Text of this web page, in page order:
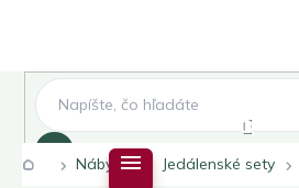
Domov
Nábytok Jedálenské sety